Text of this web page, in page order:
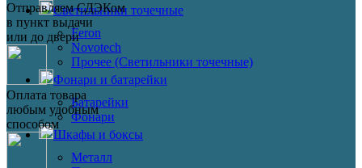
Светильники точечные
Feron
Novotech
Прочее (Светильники точечные)
Фонари и батарейки
Батарейки
Фонари
Шкафы и боксы
Металл
Отправляем СДЭКом
в пункт выдачи
или до двери
Оплата товара
любым удобным
способом